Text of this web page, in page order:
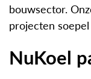
bouwsector.
projecten
NuKoel